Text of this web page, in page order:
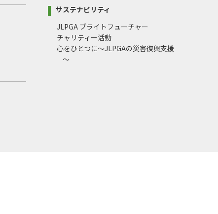
サステナビリティ
JLPGA ブライトフューチャー
チャリティー活動
心をひとつに～JLPGAの災害復興支援
～